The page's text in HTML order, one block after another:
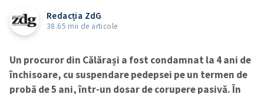
Redacția ZdG
38.65 mii de articole
Un procuror din Călărași a fost condamnat la 4 ani de
închisoare, cu suspendare pedepsei pe un termen de
probă de 5 ani, într-un dosar de corupere pasivă. În